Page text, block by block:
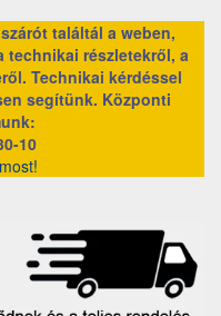
találtál a weben,
részletekről, a
Technikai kérdéssel
segítünk. Központi
10